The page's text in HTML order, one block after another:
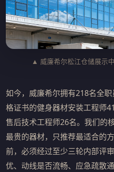
▲ 威廉希尔松江仓储展示
如今，威廉希尔拥有218名全
格证书的健身器材安装工程师
售后技术工程师26名。我们的
最贵的器材，只推荐最适合的
前，必须经过至少三轮内部
优、动线是否流畅、应急疏散